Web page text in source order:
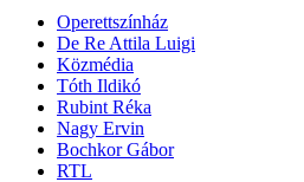
Operettszínház
De Re Attila Luigi
Közmédia
Tóth Ildikó
Rubint Réka
Nagy Ervin
Bochkor Gábor
RTL